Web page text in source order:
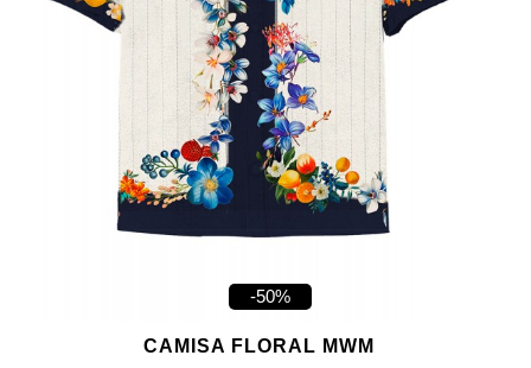
-50%
CAMISA FLORAL MWM